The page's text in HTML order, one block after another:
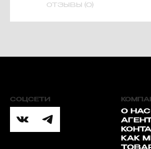
ОТЗЫВЫ (0)
СОЦСЕТИ
О НАС
КАК